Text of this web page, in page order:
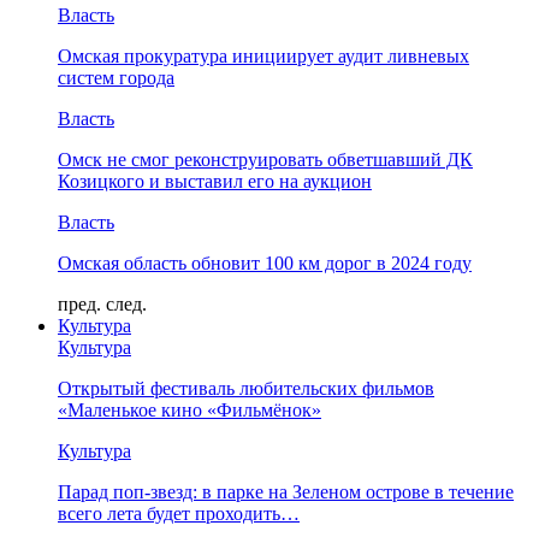
Власть
Омская прокуратура инициирует аудит ливневых
систем города
Власть
Омск не смог реконструировать обветшавший ДК
Козицкого и выставил его на аукцион
Власть
Омская область обновит 100 км дорог в 2024 году
пред. след.
Культура
Культура
Открытый фестиваль любительских фильмов
«Маленькое кино «Фильмёнок»
Культура
Парад поп-звезд: в парке на Зеленом острове в течение
всего лета будет проходить…